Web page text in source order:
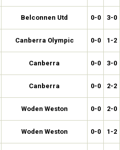
Belconnen Utd 0-0 3-0
Canberra Olympic 0-0 1-2
Canberra 0-0 3-0
Canberra 0-0 2-2
Woden Weston 0-0 2-0
Woden Weston 0-0 1-2